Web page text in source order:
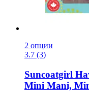
2 опции
3.7 (3)
Suncoatgirl
Mini Mani,